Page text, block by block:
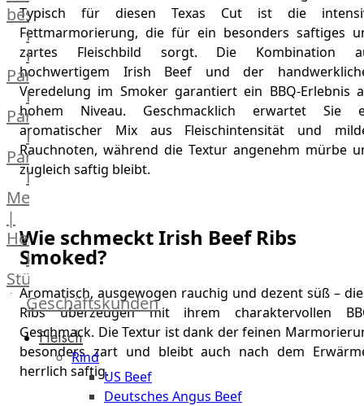
bestellen
Karriere
Kochschul-
Partner
Depot-
Partner
Frischetheken-
Partner
Männer
Metzger
|
Heinsberg
Feinkost
Stüttgen
|
Düsseldorf
The
Meat
Club
Geschäftskunden
Fleisch
Rind
US Beef
Deutsches Angus Beef
Typisch für diesen Texas Cut ist die
Fettmarmorierung, die für ein besonders saftiges
zartes Fleischbild sorgt. Die Kombination
hochwertigem Irish Beef und der
Veredelung im Smoker garantiert ein BBQ-Erlebnis
hohem Niveau. Geschmacklich erwartet Sie
aromatischer Mix aus Fleischintensität und
Rauchnoten, während die Textur angenehm mürbe
zugleich saftig bleibt.
Wie schmeckt Irish Beef Ribs
Smoked?
Aromatisch, ausgewogen rauchig und dezent süß –
Ribs überzeugen mit ihrem charaktervollen
Geschmack. Die Textur ist dank der feinen
besonders zart und bleibt auch nach dem
herrlich saftig.